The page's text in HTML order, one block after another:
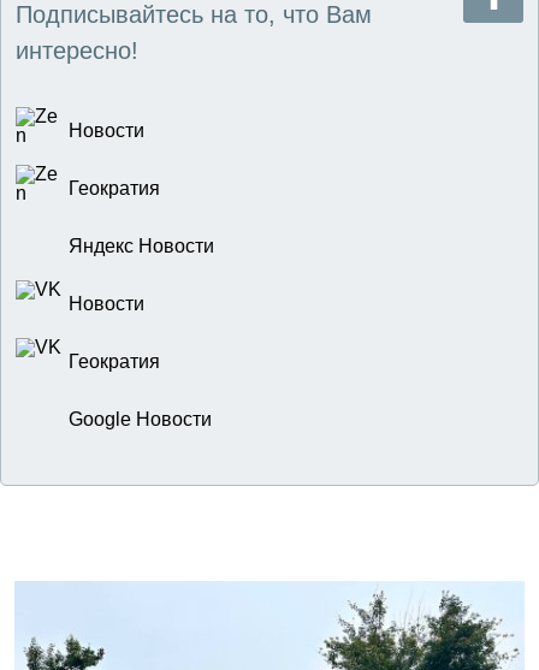
Подписывайтесь на то, что Вам
интересно!
Новости
Геократия
Яндекс Новости
Новости
Геократия
Google Новости